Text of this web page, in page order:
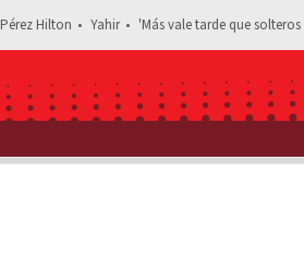
Pérez Hilton Yahir 'Más vale tarde que solteros
Estás